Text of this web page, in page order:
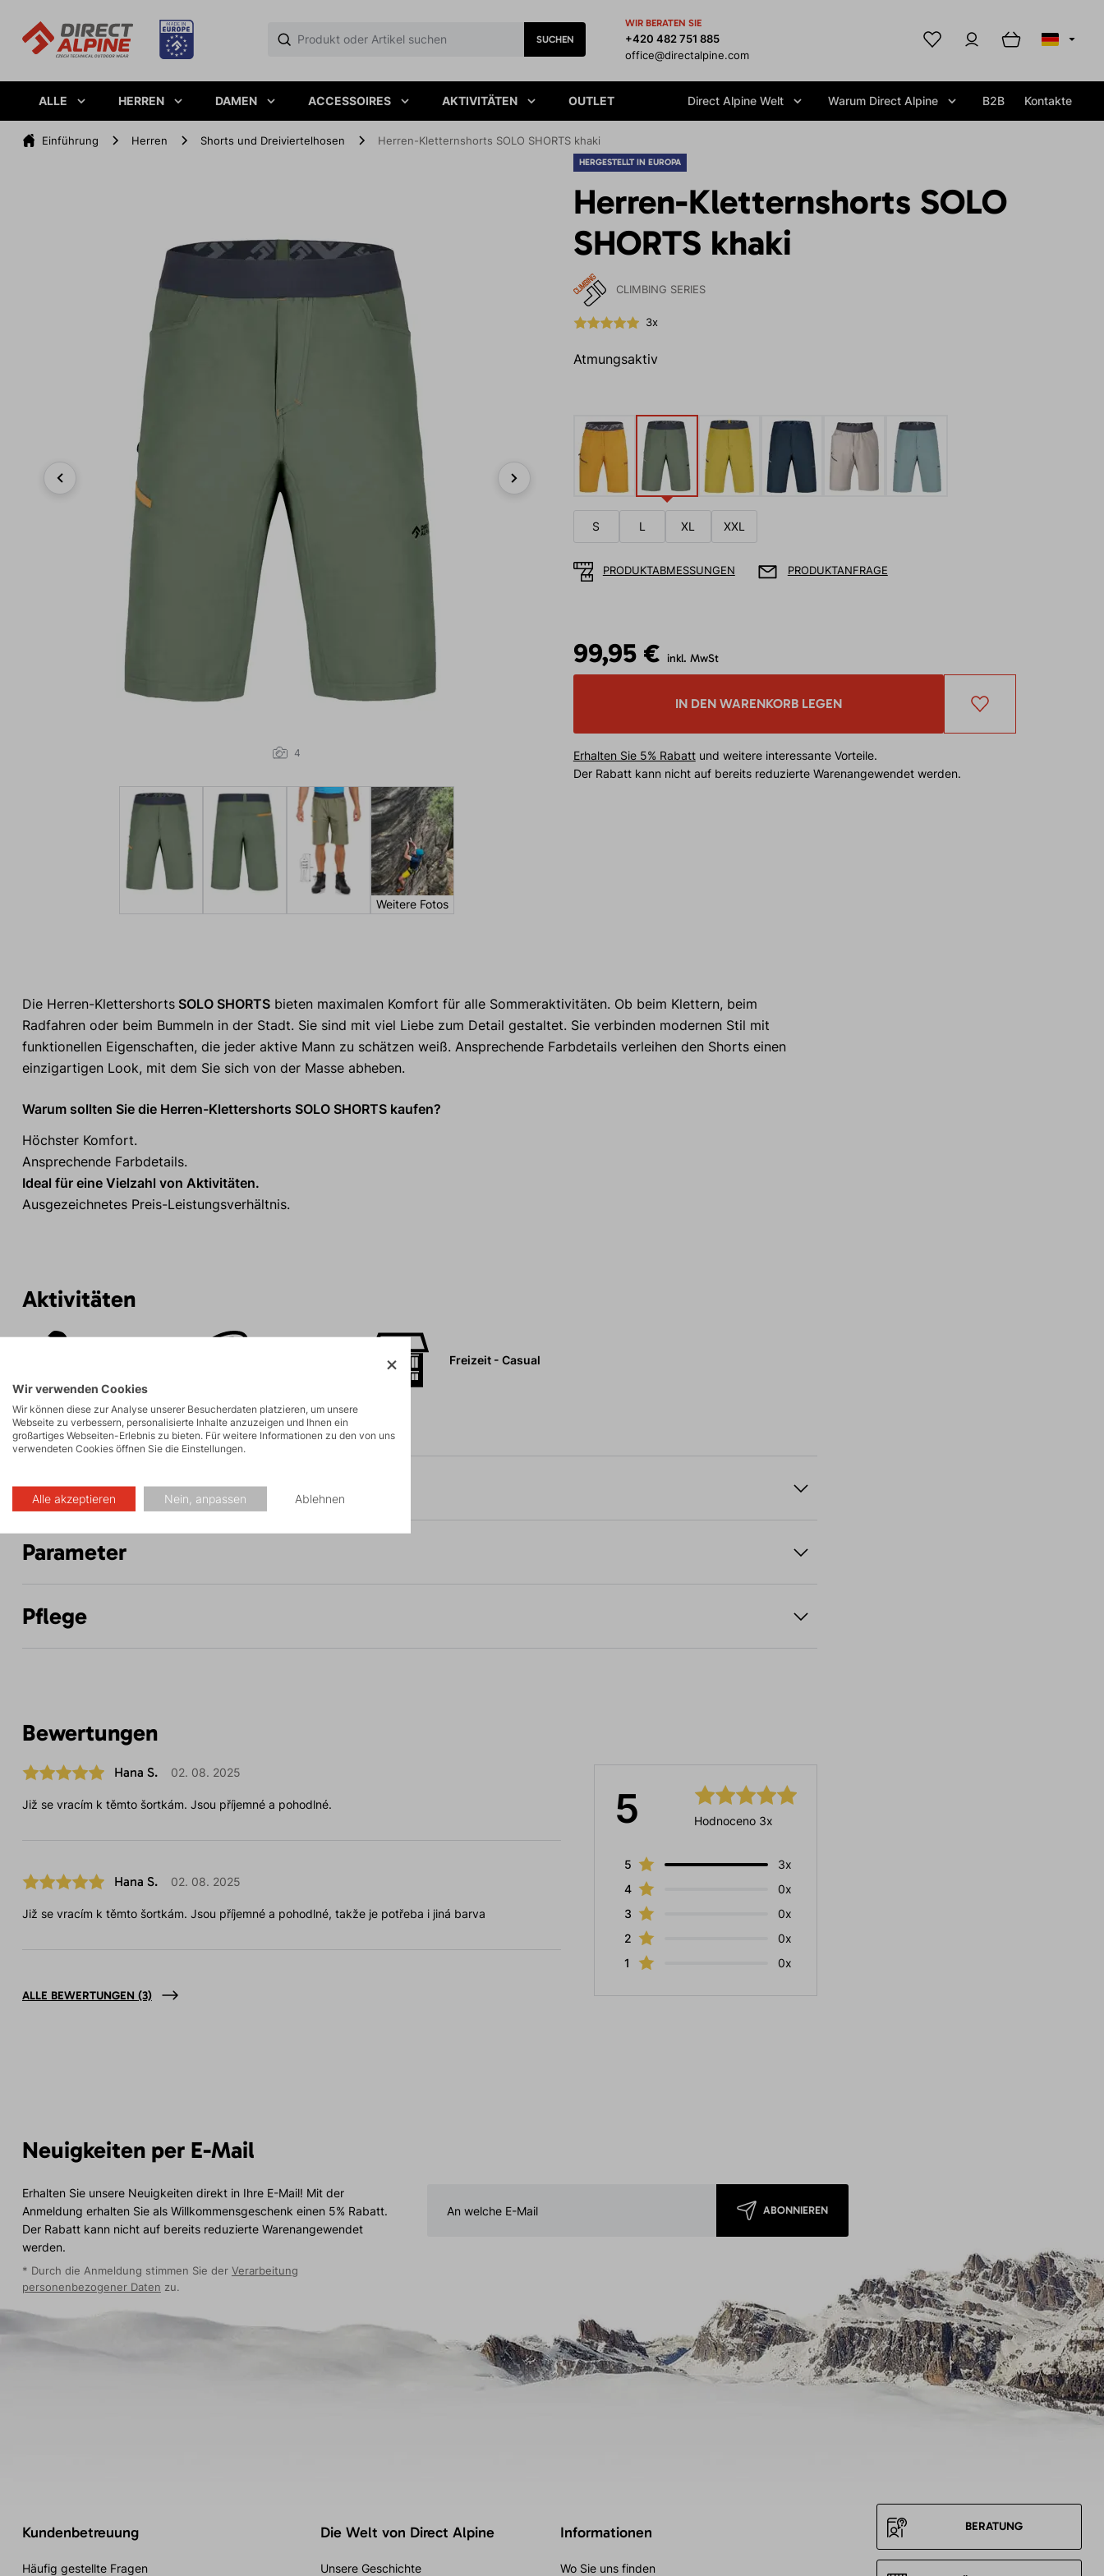
SUCHEN
WIR BERATEN SIE
+420 482 751 885
office@directalpine.com
ALLE HERREN DAMEN ACCESSOIRES AKTIVITÄTEN OUTLET Direct Alpine Welt Warum Direct Alpine B2B Kontakte
Einführung Herren Shorts und Dreiviertelhosen Herren-Kletternshorts SOLO SHORTS khaki
HERGESTELLT IN EUROPA
Herren-Kletternshorts SOLO
SHORTS khaki
CLIMBING SERIES
3x
Atmungsaktiv
4
Weitere Fotos
S L XL XXL
PRODUKTABMESSUNGEN PRODUKTANFRAGE
99,95 € inkl. MwSt
IN DEN WARENKORB LEGEN
Erhalten Sie 5% Rabattund weitere interessante Vorteile.
Der Rabatt kann nicht auf bereits reduzierte Warenangewendet werden.
Die Herren-KlettershortsSOLO SHORTSbieten maximalen Komfort für alle Sommeraktivitäten. Ob beim Klettern, beim
Radfahren oder beim Bummeln in der Stadt. Sie sind mit viel Liebe zum Detail gestaltet. Sie verbinden modernen Stil mit
funktionellen Eigenschaften, die jeder aktive Mann zu schätzen weiß. Ansprechende Farbdetails verleihen den Shorts einen
einzigartigen Look, mit dem Sie sich von der Masse abheben.
Warum sollten Sie die Herren-Klettershorts SOLO SHORTS kaufen?
Höchster Komfort.
Ansprechende Farbdetails.
Ideal für eine Vielzahl von Aktivitäten.
Ausgezeichnetes Preis-Leistungsverhältnis.
Aktivitäten
Freizeit - Casual
Beschreibung
Parameter
Pflege
Bewertungen
5 Hodnoceno 3x
5
3x
4
0x
3
0x
2
0x
1
0x
Hana S. 02. 08. 2025
Již se vracím k těmto šortkám. Jsou příjemné a pohodlné.
Hana S. 02. 08. 2025
Již se vracím k těmto šortkám. Jsou příjemné a pohodlné, takže je potřeba i jiná barva
ALLE BEWERTUNGEN (3)
Neuigkeiten per E-Mail
Erhalten Sie unsere Neuigkeiten direkt in Ihre E-Mail! Mit der
Anmeldung erhalten Sie als Willkommensgeschenk einen 5% Rabatt.
Der Rabatt kann nicht auf bereits reduzierte Warenangewendet
werden.
* Durch die Anmeldung stimmen Sie der Verarbeitung
personenbezogener Daten zu.
ABONNIEREN
Kundenbetreuung
Häufig gestellte Fragen
Die Welt von Direct Alpine
Unsere Geschichte
Informationen
Wo Sie uns finden
BERATUNG
Wir verwenden Cookies
Wir können diese zur Analyse unserer Besucherdaten platzieren, um unsere
Webseite zu verbessern, personalisierte Inhalte anzuzeigen und Ihnen ein
großartiges Webseiten-Erlebnis zu bieten. Für weitere Informationen zu den von uns
verwendeten Cookies öffnen Sie die Einstellungen.
Alle akzeptieren Nein, anpassen Ablehnen